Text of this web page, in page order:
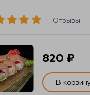
Отзывы
820 ₽
В